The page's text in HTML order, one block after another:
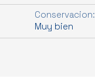
Conservacion:
Muy bien